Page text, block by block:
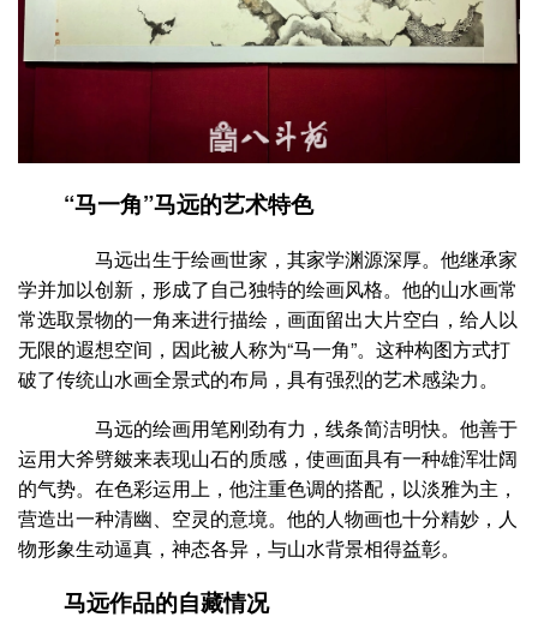
“马一角”马远的艺术特色
马远出生于绘画世家，其家学渊源深厚。他继承家
学并加以创新，形成了自己独特的绘画风格。他的山水画常
常选取景物的一角来进行描绘，画面留出大片空白，给人以
无限的遐想空间，因此被人称为“马一角”。这种构图方式打
破了传统山水画全景式的布局，具有强烈的艺术感染力。
马远的绘画用笔刚劲有力，线条简洁明快。他善于
运用大斧劈皴来表现山石的质感，使画面具有一种雄浑壮阔
的气势。在色彩运用上，他注重色调的搭配，以淡雅为主，
营造出一种清幽、空灵的意境。他的人物画也十分精妙，人
物形象生动逼真，神态各异，与山水背景相得益彰。
马远作品的自藏情况